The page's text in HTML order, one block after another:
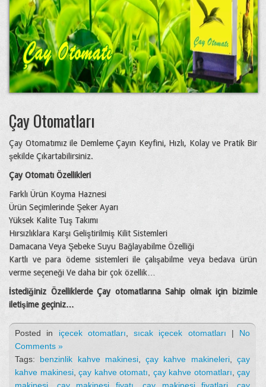
Çay Otomatları
Çay Otomatımız ile Demleme Çayın Keyfini, Hızlı, Kolay ve Pratik Bir
şekilde Çıkartabilirsiniz.
Çay Otomatı Özellikleri
Farklı Ürün Koyma Haznesi
Ürün Seçimlerinde Şeker Ayarı
Yüksek Kalite Tuş Takımı
Hırsızlıklara Karşı Geliştirilmiş Kilit Sistemleri
Damacana Veya Şebeke Suyu Bağlayabilme Özelliği
Kartlı ve para ödeme sistemleri ile çalışabilme veya bedava ürün
verme seçeneği Ve daha bir çok özellik…
İstediğiniz Özelliklerde Çay otomatlarına Sahip olmak için bizimle
iletişime geçiniz…
Posted in içecek otomatları sıcak içecek otomatları | No
Comments »
Tags: benzinlik kahve makinesi,çay kahve makineleri,çay
kahve makinesi, çay kahve otomatı çay kahve otomatları çay
makinesi
çay makinesi fiyatı cay makinesi fiyatlari ,çay